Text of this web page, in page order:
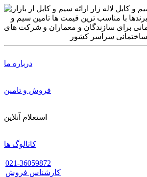
درباره ما
فروش و تامین
استعلام آنلاین
کاتالوگ ها
021-36059872
کارشناس فروش